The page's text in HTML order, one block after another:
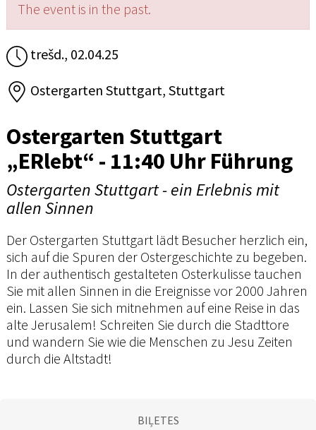
The event is in the past.
trešd., 02.04.25
Ostergarten Stuttgart, Stuttgart
Ostergarten Stuttgart
„ERlebt“ - 11:40 Uhr Führung
Ostergarten Stuttgart - ein Erlebnis mit
allen Sinnen
Der Ostergarten Stuttgart lädt Besucher herzlich ein,
sich auf die Spuren der Ostergeschichte zu begeben.
In der authentisch gestalteten Osterkulisse tauchen
Sie mit allen Sinnen in die Ereignisse vor 2000 Jahren
ein. Lassen Sie sich mitnehmen auf eine Reise in das
alte Jerusalem! Schreiten Sie durch die Stadttore
und wandern Sie wie die Menschen zu Jesu Zeiten
durch die Altstadt!
BIĻETES